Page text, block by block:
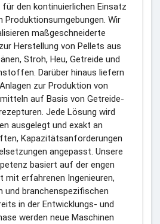
den kontinuierlichen Einsatz
Produktionsumgebungen. Wir
maßgeschneiderte
Herstellung von Pellets aus
Stroh, Heu, Getreide und
Darüber hinaus liefern
zur Produktion von
auf Basis von Getreide-
Jede Lösung wird
ausgelegt und exakt an
Kapazitätsanforderungen
angepasst. Unsere
basiert auf der engen
mit erfahrenen Ingenieuren,
und branchenspezifischen
in der Entwicklungs- und
werden neue Maschinen